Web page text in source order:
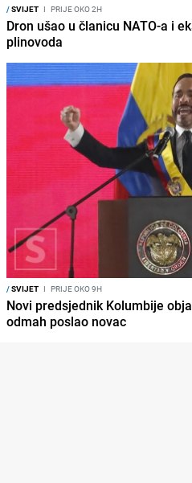
/SVIJET I PRIJE OKO 2H
Dron ušao u članicu NATO-a i
plinovoda
/SVIJET I PRIJE OKO 9H
Novi predsjednik Kolumbije
odmah poslao novac